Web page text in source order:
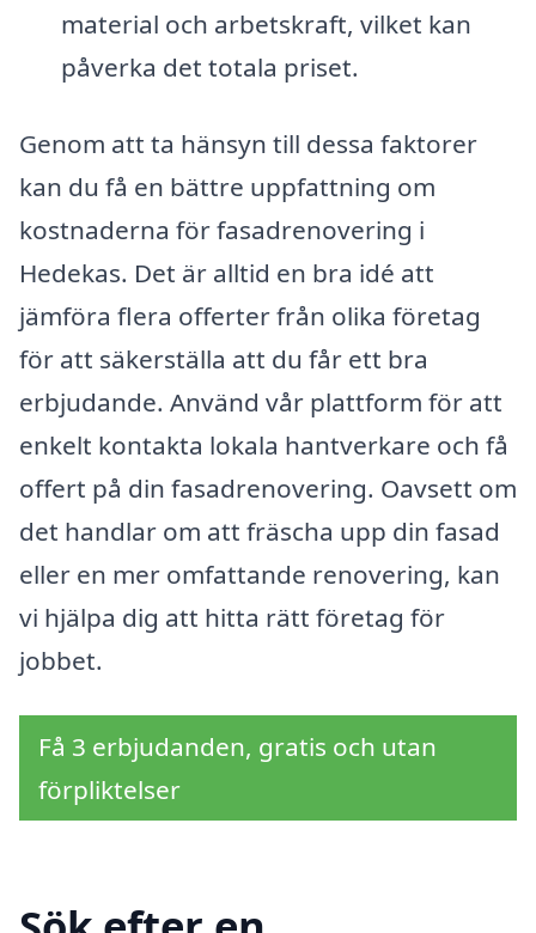
material och arbetskraft, vilket kan
påverka det totala priset.
Genom att ta hänsyn till dessa faktorer
kan du få en bättre uppfattning om
kostnaderna för fasadrenovering i
Hedekas. Det är alltid en bra idé att
jämföra flera offerter från olika företag
för att säkerställa att du får ett bra
erbjudande. Använd vår plattform för att
enkelt kontakta lokala hantverkare och få
offert på din fasadrenovering. Oavsett om
det handlar om att fräscha upp din fasad
eller en mer omfattande renovering, kan
vi hjälpa dig att hitta rätt företag för
jobbet.
Få 3 erbjudanden, gratis och utan
förpliktelser